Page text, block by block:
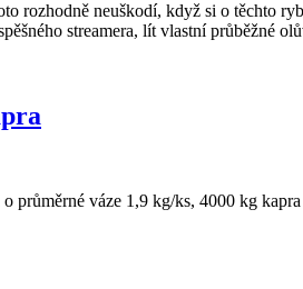
rozhodně neuškodí, když si o těchto
streamera, lít vlastní
průměrné váze 1,9 kg/ks, 4000 kg